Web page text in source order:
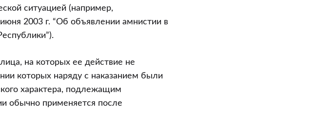
ситуацией (например,
2003 г. “Об объявлении амнистии в
на которых ее действие не
которых наряду с наказанием были
характера, подлежащим
обычно применяется после